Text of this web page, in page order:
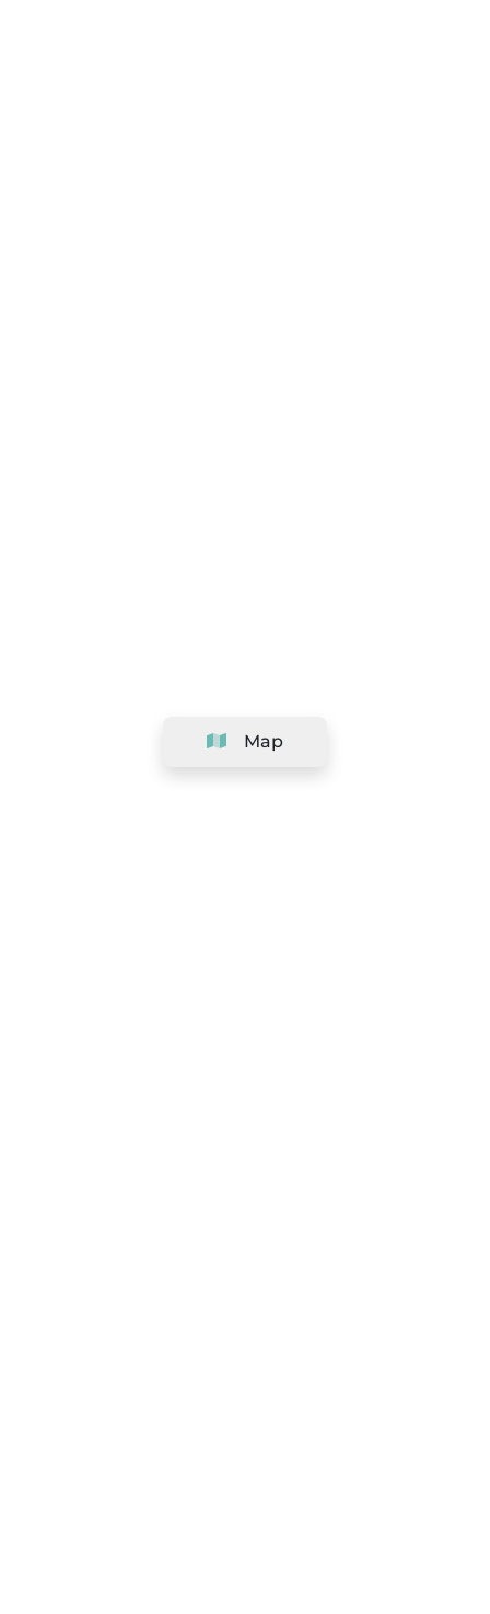
Map